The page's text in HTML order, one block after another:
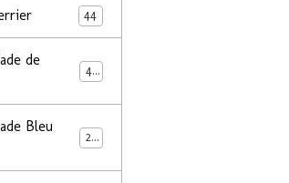
44
de
48
Bleu
26